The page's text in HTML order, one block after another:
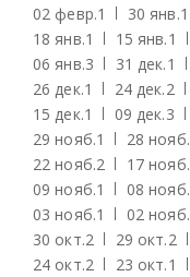
02 февр.1 30 янв.1
18 янв.1 15 янв.1
06 янв.3 31 дек.1
26 дек.1 24 дек.2
15 дек.1 09 дек.3
29 нояб.1 28 нояб.
22 нояб.2 17 нояб.
09 нояб.1 08 нояб.
03 нояб.1 02 нояб.
30 окт.2 29 окт.2
24 окт.2 23 окт.1